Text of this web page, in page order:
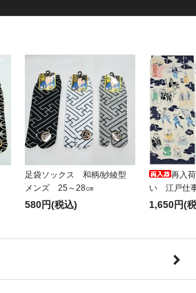
足袋ソックス 和柄/紗綾型
メンズ 25～28㎝
580円(税込)
再入
い 江戸仕
1,650円(